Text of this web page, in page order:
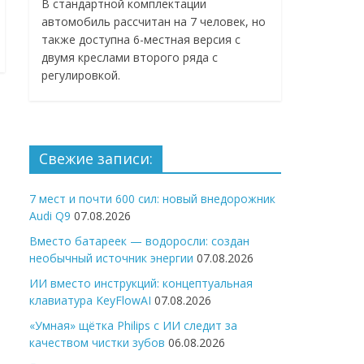
В стандартной комплектации
автомобиль рассчитан на 7 человек, но
также доступна 6-местная версия с
двумя креслами второго ряда с
регулировкой.
Свежие записи:
7 мест и почти 600 сил: новый внедорожник
Audi Q9 07.08.2026
Вместо батареек — водоросли: создан
необычный источник энергии 07.08.2026
ИИ вместо инструкций: концептуальная
клавиатура KeyFlowAI 07.08.2026
«Умная» щётка Philips с ИИ следит за
качеством чистки зубов 06.08.2026